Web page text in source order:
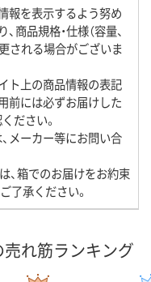
報を表示するよう努め
商品規格・仕様（容量、
される場合がございま
ト上の商品情報の表記
前には必ずお届けした
ださい。
メーカー等にお問い合
、箱でのお届けをお約束
了承ください。
れ筋ランキング